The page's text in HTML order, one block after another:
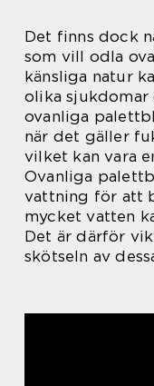
Det finns dock
som vill odla
känsliga natur
olika sjukdomar
ovanliga
när det gäller
vilket kan vara
Ovanliga
vattning för att
mycket vatten
Det är därför
skötseln av